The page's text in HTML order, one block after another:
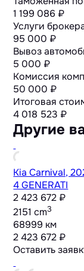
1 199 086 ₽
Услуги
95 000 ₽
Вывоз
5 000 ₽
Комиссия
50 000 ₽
Итоговая
4 018 523 ₽
Другие
Kia Carnival,
4 GENERATI
2 423 672 ₽
2151 cm3
68999 км
2 423 672 ₽
Оставить